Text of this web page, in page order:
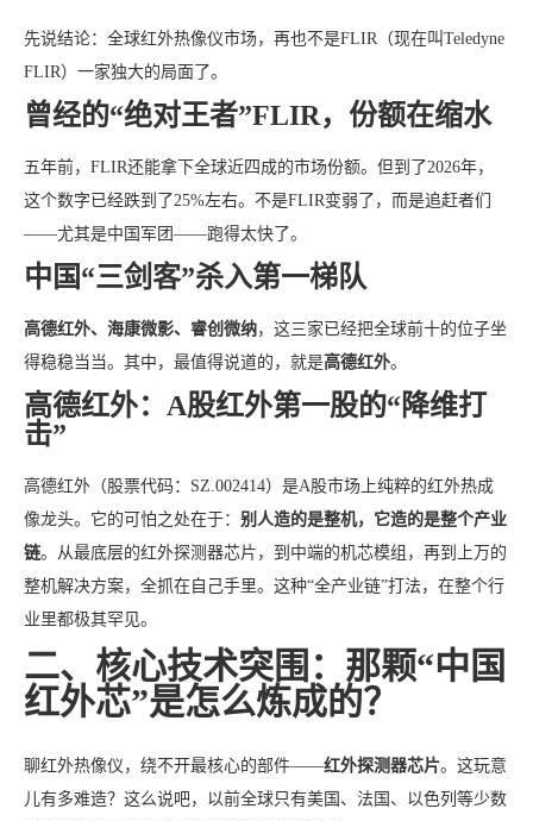
先说结论：全球红外热像仪市场，再也不是FLIR（现在叫Teledyne
FLIR）一家独大的局面了。
曾经的“绝对王者”FLIR，份额在缩水
五年前，FLIR还能拿下全球近四成的市场份额。但到了2026年，
这个数字已经跌到了25%左右。不是FLIR变弱了，而是追赶者们
——尤其是中国军团——跑得太快了。
中国“三剑客”杀入第一梯队
高德红外、海康微影、睿创微纳，这三家已经把全球前十的位子坐
得稳稳当当。其中，最值得说道的，就是高德红外。
高德红外：A股红外第一股的“降维打
击”
高德红外（股票代码：SZ.002414）是A股市场上纯粹的红外热成
像龙头。它的可怕之处在于： 别人造的是整机，它造的是整个产业
链。从最底层的红外探测器芯片，到中端的机芯模组，再到上万的
整机解决方案，全抓在自己手里。这种“全产业链”打法，在整个行
业里都极其罕见。
二、核心技术突围：那颗“中国
红外芯”是怎么炼成的？
聊红外热像仪，绕不开最核心的部件——红外探测器芯片。这玩意
儿有多难造？这么说吧，以前全球只有美国、法国、以色列等少数